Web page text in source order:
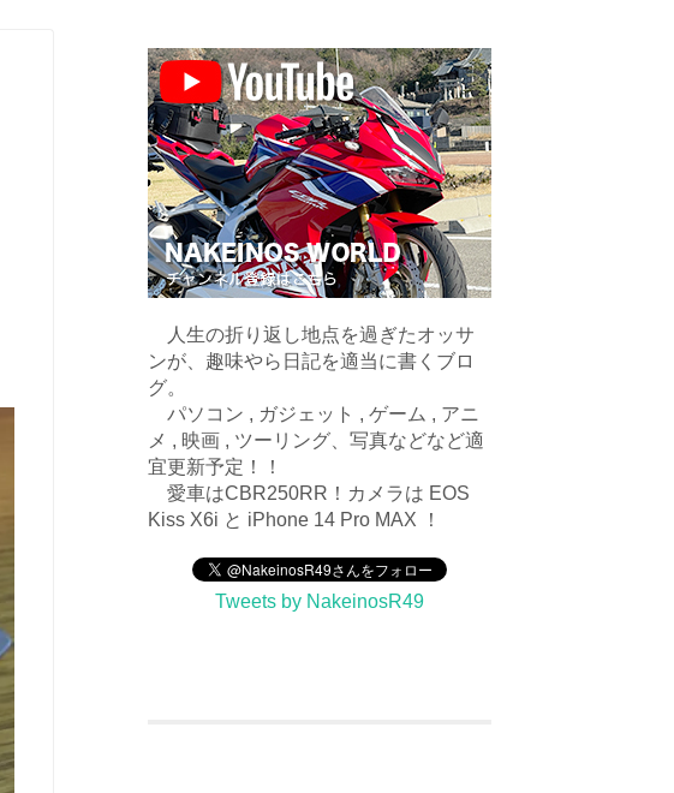
人生の折り返し地点を過ぎたオッサ
ンが、趣味やら日記を適当に書くブロ
グ。
パソコン , ガジェット , ゲーム , アニ
メ , 映画 , ツーリング、写真などなど適
宜更新予定！！
愛車はCBR250RR！カメラは EOS
Kiss X6i と iPhone 14 Pro MAX ！
Tweets by NakeinosR49